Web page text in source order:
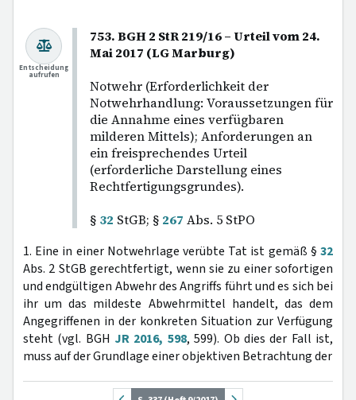
753. BGH 2 StR 219/16 – Urteil vom 24.
Mai 2017 (LG Marburg)
Notwehr (Erforderlichkeit der
Notwehrhandlung: Voraussetzungen für
die Annahme eines verfügbaren
milderen Mittels); Anforderungen an
ein freisprechendes Urteil
(erforderliche Darstellung eines
Rechtfertigungsgrundes).
§ 32 StGB; § 267 Abs. 5 StPO
Entscheidung
aufrufen
1. Eine in einer Notwehrlage verübte Tat ist gemäß § 32
Abs. 2 StGB gerechtfertigt, wenn sie zu einer sofortigen
und endgültigen Abwehr des Angriffs führt und es sich bei
ihr um das mildeste Abwehrmittel handelt, das dem
Angegriffenen in der konkreten Situation zur Verfügung
steht (vgl. BGH JR 2016, 598, 599). Ob dies der Fall ist,
muss auf der Grundlage einer objektiven Betrachtung der